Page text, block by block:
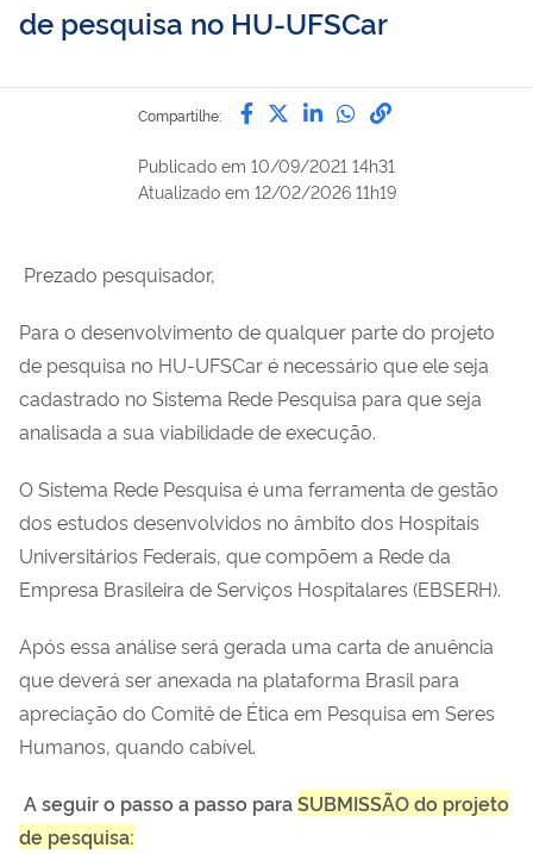
de pesquisa no HU-UFSCar
Compartilhe: Compartilhe por Facebook
Compartilhe por Twitter
Compartilhe por
Compartilhe
link para
Publicado em 10/09/2021 14h31
Atualizado em 12/02/2026 11h19
Prezado pesquisador,
Para o desenvolvimento de qualquer parte do projeto
de pesquisa no HU-UFSCar é necessário que ele seja
cadastrado no Sistema Rede Pesquisa para que seja
analisada a sua viabilidade de execução.
O Sistema Rede Pesquisa é uma ferramenta de gestão
dos estudos desenvolvidos no âmbito dos Hospitais
Universitários Federais, que compõem a Rede da
Empresa Brasileira de Serviços Hospitalares (EBSERH).
Após essa análise será gerada uma carta de anuência
que deverá ser anexada na plataforma Brasil para
apreciação do Comitê de Ética em Pesquisa em Seres
Humanos, quando cabível.
A seguir o passo a passo paraSUBMISSÃO do projeto
de pesquisa: